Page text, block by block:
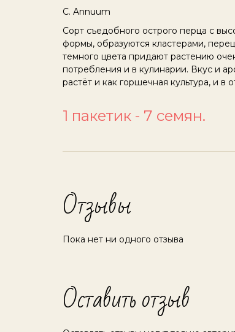
C. Annuum
Сорт съедобного острого перца с
формы, образуются кластерами,
темного цвета придают растению
потребления и в кулинарии. Вкус и
растёт и как горшечная культура, и в
1 пакетик - 7 семян.
Отзывы
Пока нет ни одного отзыва
Оставить отзыв